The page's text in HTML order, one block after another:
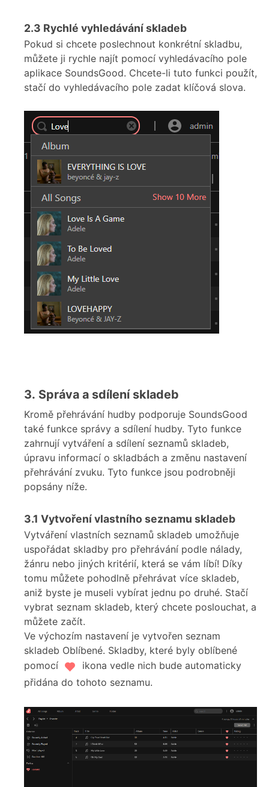
2.3 Rychlé vyhledávání skladeb
Pokud si chcete poslechnout konkrétní skladbu,
můžete ji rychle najít pomocí vyhledávacího pole
aplikace SoundsGood. Chcete-li tuto funkci použít,
stačí do vyhledávacího pole zadat klíčová slova.
3. Správa a sdílení skladeb
Kromě přehrávání hudby podporuje SoundsGood
také funkce správy a sdílení hudby. Tyto funkce
zahrnují vytváření a sdílení seznamů skladeb,
úpravu informací o skladbách a změnu nastavení
přehrávání zvuku. Tyto funkce jsou podrobněji
popsány níže.
3.1 Vytvoření vlastního seznamu skladeb
Vytváření vlastních seznamů skladeb umožňuje
uspořádat skladby pro přehrávání podle nálady,
žánru nebo jiných kritérií, která se vám líbí! Díky
tomu můžete pohodlně přehrávat více skladeb,
aniž byste je museli vybírat jednu po druhé. Stačí
vybrat seznam skladeb, který chcete poslouchat, a
můžete začít.
Ve výchozím nastavení je vytvořen seznam
skladeb Oblíbené. Skladby, které byly oblíbené
pomocí
ikona vedle nich bude automaticky
přidána do tohoto seznamu.